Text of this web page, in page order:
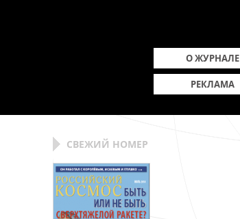
О ЖУРНАЛЕ
РЕКЛАМА
СВЕЖИЙ НОМЕР